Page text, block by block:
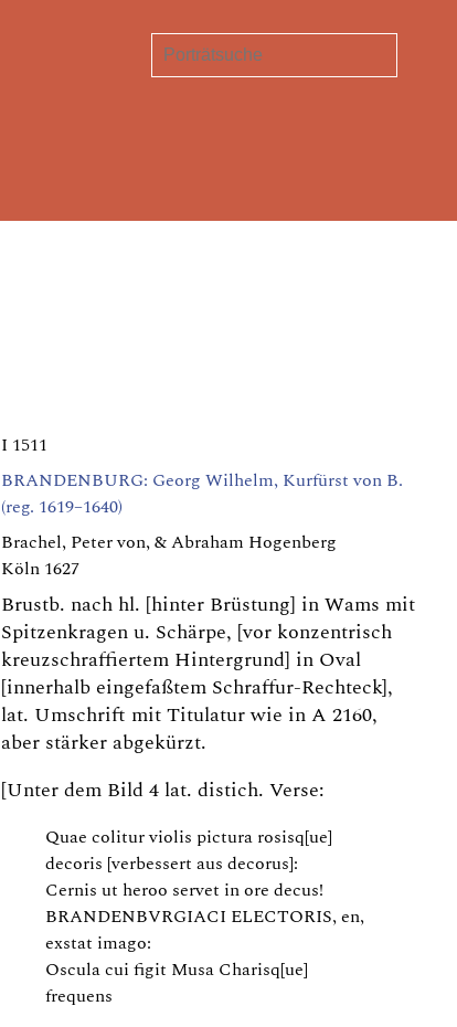
I 1511
BRANDENBURG: Georg Wilhelm, Kurfürst von B.
(reg. 1619–1640)
Brachel, Peter von, & Abraham Hogenberg
Köln 1627
Brustb. nach hl. [hinter Brüstung] in Wams mit
Spitzenkragen u. Schärpe, [vor konzentrisch
kreuzschraffiertem Hintergrund] in Oval
[innerhalb eingefaßtem Schraffur-Rechteck],
lat. Umschrift mit Titulatur wie in A 2160,
aber stärker abgekürzt.
[Unter dem Bild 4 lat. distich. Verse:
Quae colitur violis pictura rosisq[ue]
decoris [verbessert aus decorus]:
Cernis ut heroo servet in ore decus!
BRANDENBVRGIACI ELECTORIS, en,
exstat imago:
Oscula cui figit Musa Charisq[ue]
frequens